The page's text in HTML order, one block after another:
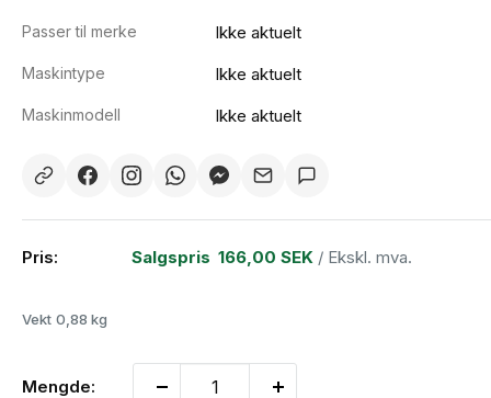
Passer til merke Ikke aktuelt
Maskintype Ikke aktuelt
Maskinmodell Ikke aktuelt
Pris: Salgspris 166,00 SEK / Ekskl. mva.
Vekt 0,88 kg
Mengde: